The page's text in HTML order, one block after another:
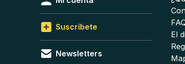
Suscríbete
Newsletters
El